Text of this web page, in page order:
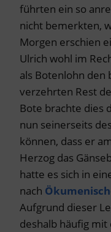
führten ein so
nicht bemerkten,
Morgen erschien
Ulrich wohl im
als Botenlohn den
verzehrten Rest
Bote brachte dies
nun seinerseits
können, dass er
Herzog das
hatte es sich in
nach
Aufgrund dieser
deshalb häufig